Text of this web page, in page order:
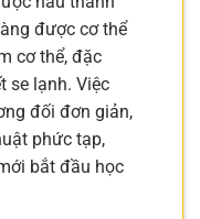
được cơ thể
cơ thể, đặc
se lạnh. Việc
đối đơn giản,
phức tạp,
bắt đầu học